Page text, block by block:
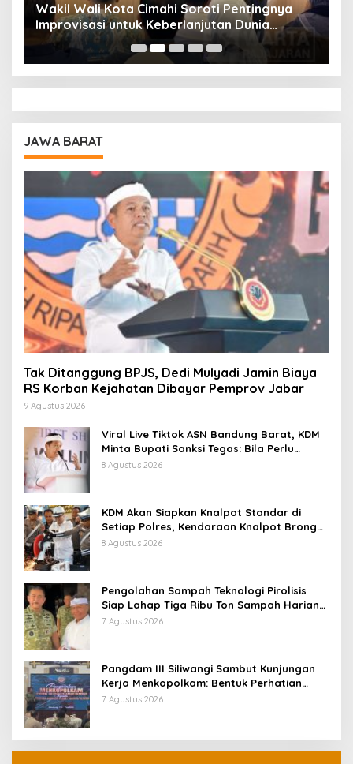
Wakil Wali Kota Cimahi Soroti Pentingnya
Improvisasi untuk Keberlanjutan Dunia
Pendidikan
JAWA BARAT
Tak Ditanggung BPJS, Dedi Mulyadi Jamin Biaya
RS Korban Kejahatan Dibayar Pemprov Jabar
9 Agustus 2026
Viral Live Tiktok ASN Bandung Barat, KDM
Minta Bupati Sanksi Tegas: Bila Perlu
Pemberhentian
8 Agustus 2026
KDM Akan Siapkan Knalpot Standar di
Setiap Polres, Kendaraan Knalpot Brong
Tertangkap Langsung Ganti
8 Agustus 2026
Pengolahan Sampah Teknologi Pirolisis
Siap Lahap Tiga Ribu Ton Sampah Harian
Jawa Barat
7 Agustus 2026
Pangdam III Siliwangi Sambut Kunjungan
Kerja Menkopolkam: Bentuk Perhatian
Pemerintah
7 Agustus 2026